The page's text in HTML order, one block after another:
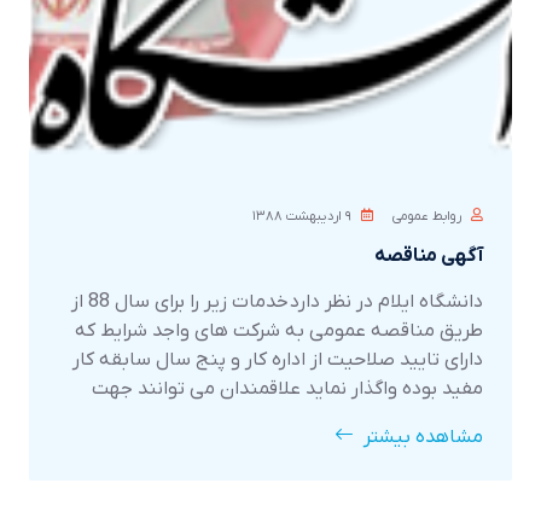
روابط عمومی ۹ ارديبهشت ۱۳۸۸
آگهی مناقصه
دانشگاه ایلام در نظر دارد خدمات زیر را برای سال 88 از
طریق مناقصه عمومی به شرکت های واجد شرایط که
دارای تایید صلاحیت از اداره کار و پنج سال سابقه کار
مفید بوده واگذار نماید علاقمندان می توانند جهت
ظرف مد
مشاهده بیشتر